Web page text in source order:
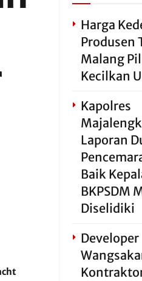
Harga
Produsen
Malang
Kecilkan
Kapolres
Laporan
Baik
BKPSDM
Diselidiki
Developer